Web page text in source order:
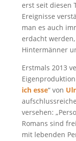
erst seit diesen
Ereignisse
man es auch
erdacht
Hintermänner
Erstmals 2013
Eigenproduktion
ich esse“ von
versehen:
Romans sind
mit lebenden